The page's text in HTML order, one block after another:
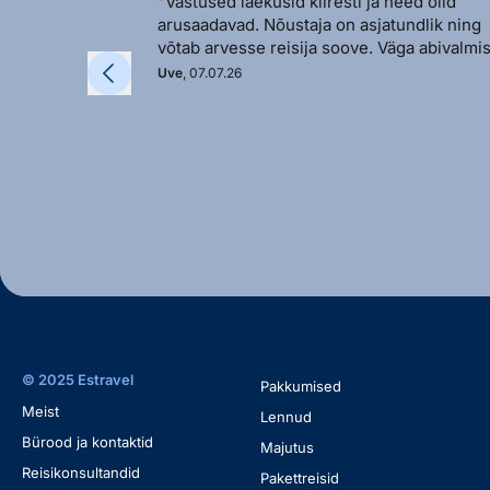
arusaadavad. Nõustaja on asjatundlik ning
võtab arvesse reisija soove. Väga
Uve , 07.07.26
© 2025 Estravel
Meist
Bürood ja kontaktid
Reisikonsultandid
Pakkumised
Lennud
Majutus
Pakettreisid